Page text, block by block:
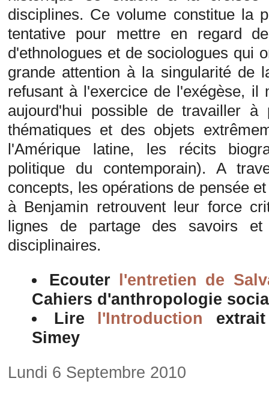
disciplines. Ce volume constitue la
tentative pour mettre en regard
d'ethnologues et de sociologues qui
grande attention à la singularité de
refusant à l'exercice de l'exégèse, il
aujourd'hui possible de travailler
thématiques et des objets
l'Amérique latine, les récits
politique du contemporain). A
concepts, les opérations de pensée
à Benjamin retrouvent leur force
lignes de partage des savoirs et
disciplinaires.
Ecouter l'entretien de
Cahiers d'anthropologie
Lire l'Introduction
Simey
Lundi 6 Septembre 2010